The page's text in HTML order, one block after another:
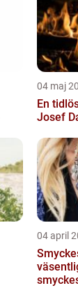
04 maj
En
Josef
04 april